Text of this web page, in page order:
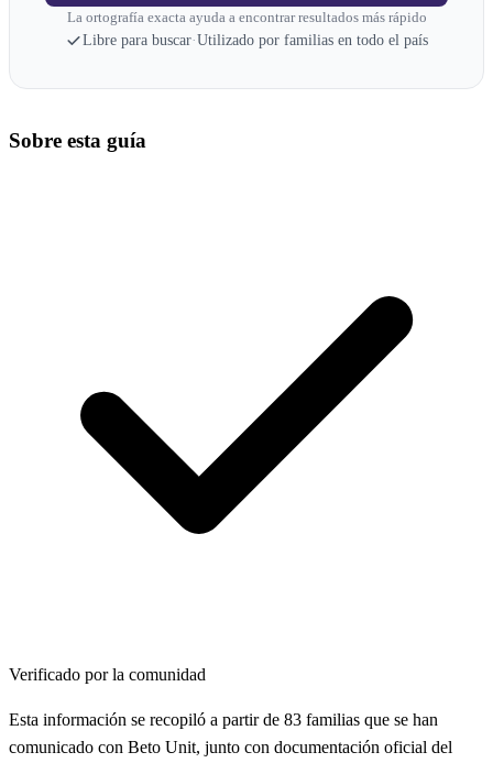
La ortografía exacta ayuda a encontrar resultados más rápido
Libre para buscar·Utilizado por familias en todo el país
Sobre esta guía
Verificado por la comunidad
Esta información se recopiló a partir de 83 familias que se han
comunicado con Beto Unit, junto con documentación oficial del